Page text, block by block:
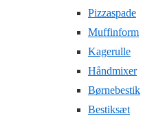
Pizzaspade
Muffinform
Kagerulle
Håndmixer
Børnebestik
Bestiksæt